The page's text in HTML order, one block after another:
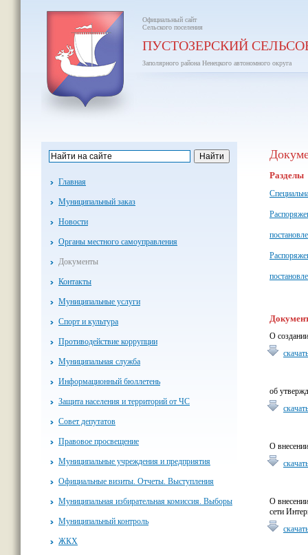
Официальный сайт
Сельского поселения
ПУСТОЗЕРСКИЙ
Заполярного района Ненецкого автономного округа
Главная
Муниципальный заказ
Новости
Органы местного самоуправления
Документы
Контакты
Муниципальные услуги
Спорт и культура
Противодействие коррупции
Муниципальная служба
Информационный бюллетень
Защита населения и территорий от ЧС
Совет депутатов
Правовое просвещение
Муниципальные учреждения и предприятия
Официальные визиты. Отчеты. Выступления
Муниципальная избирательная комиссия. Выборы
Муниципальный контроль
ЖКХ
Разделы
О
скачать
об
скачать
О
скачать
О
сети
скачать